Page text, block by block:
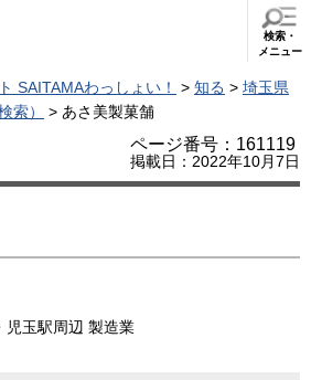
検索・
メニュー
SAITAMAわっしょい！ > 知る > 埼玉県
索）
> あさ美製菓舗
ページ番号：161119
掲載日：2022年10月7日
児玉駅周辺 製造業